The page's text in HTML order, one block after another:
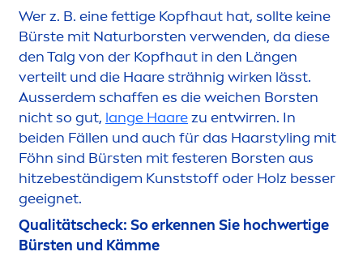
Wer z. B. eine fettige Kopfhaut hat, sollte keine
Bürste mit Naturborsten verwenden, da diese
den Talg von der Kopfhaut in den Längen
verteilt und die Haare strähnig wirken lässt.
Ausserdem schaffen es die weichen Borsten
nicht so gut, lange Haarezu entwirren. In
beiden Fällen und auch für das Haarstyling mit
Föhn sind Bürsten mit festeren Borsten aus
hitzebeständigem Kunststoff oder Holz besser
geeignet.
Qualitätscheck: So erkennen Sie hochwertige
Bürsten und Kämme